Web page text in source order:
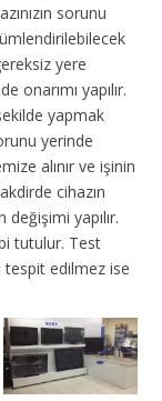
sorunu
yere
onarımı yapılır.
yapmak
yerinde
alınır ve işinin
cihazın
yapılır.
tutulur. Test
tespit edilmez ise